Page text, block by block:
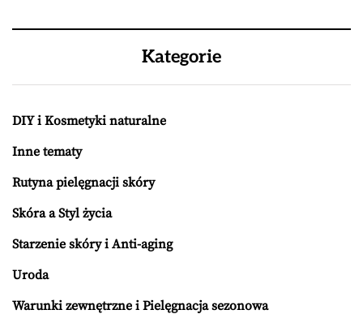
Kategorie
DIY i Kosmetyki naturalne
Inne tematy
Rutyna pielęgnacji skóry
Skóra a Styl życia
Starzenie skóry i Anti-aging
Uroda
Warunki zewnętrzne i Pielęgnacja sezonowa